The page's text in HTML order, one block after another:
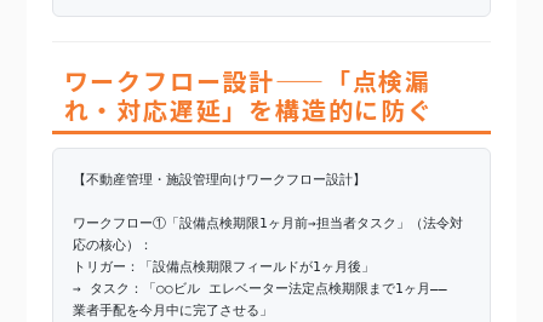
ワークフロー設計——「点検漏
れ・対応遅延」を構造的に防ぐ
【不動産管理・施設管理向けワークフロー設計】
ワークフロー①「設備点検期限1ヶ月前→担当者タスク」（法令対
応の核心）：
トリガー：「設備点検期限フィールドが1ヶ月後」
→ タスク：「○○ビル エレベーター法定点検期限まで1ヶ月——
業者手配を今月中に完了させる」